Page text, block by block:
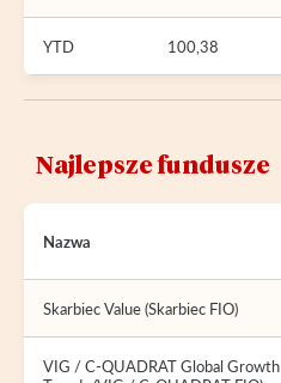
YTD 100,38
Najlepsze fundusze
Nazwa
Skarbiec Value (Skarbiec FIO)
VIG / C-QUADRAT Global Growth